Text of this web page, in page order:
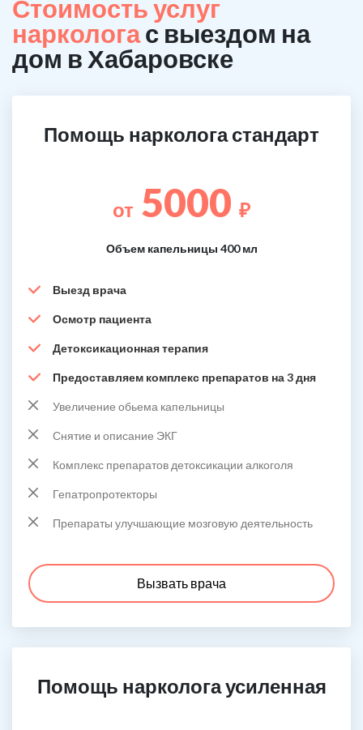
Стоимость услуг
наркологас выездом на
дом в Хабаровске
Помощь нарколога стандарт
от 5000 ₽
Объем капельницы 400 мл
Выезд врача
Осмотр пациента
Детоксикационная терапия
Предоставляем комплекс препаратов на 3 дня
Увеличение обьема капельницы
Снятие и описание ЭКГ
Комплекс препаратов детоксикации алкоголя
Гепатропротекторы
Препараты улучшающие мозговую деятельность
Вызвать врача
Помощь нарколога усиленная